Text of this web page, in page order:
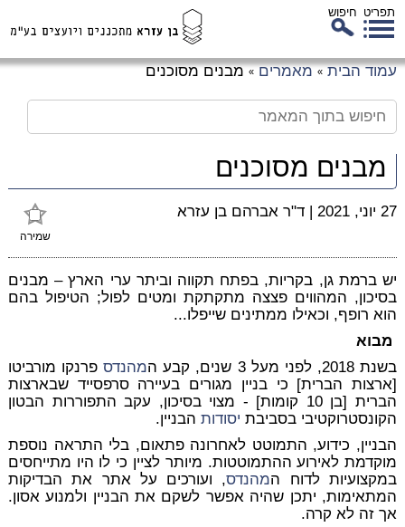
תפריט חיפוש
עמוד הבית » מאמרים » מבנים מסוכנים
מבנים מסוכנים
שמירה
27 יוני, 2021 | ד"ר אברהם בן עזרא
יש ברמת גן, בקריות, בפתח תקווה וביתר ערי הארץ – מבנים
בסיכון, המהווים פצצה מתקתקת ומטים לפול; הטיפול בהם
הוא רופף, וכאילו ממתינים שייפלו...
מבוא
בשנת 2018, לפני מעל 3 שנים, קבע ה
מהנדספרנקו מורביטו
[ארצות הברית] כי בניין מגורים בעיירה סרפסייד שבארצות
הברית [בן 10 קומות] - מצוי בסיכון, עקב התפוררות הבטון
הקונסטרוקטיבי בסביבת יסודותהבניין.
הבניין, כידוע, התמוטט לאחרונה פתאום, בלי התראה נוספת
מוקדמת לאירוע ההתמוטטות. מיותר לציין כי לו היו מתייחסים
במקצועיות לדוח המהנדס, ועורכים על אתר את הבדיקות
המתאימות, יתכן שהיה אפשר לשקם את הבניין ולמנוע אסון.
אך זה לא קרה.